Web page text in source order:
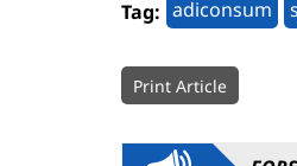
Tag: adiconsum
Print Article